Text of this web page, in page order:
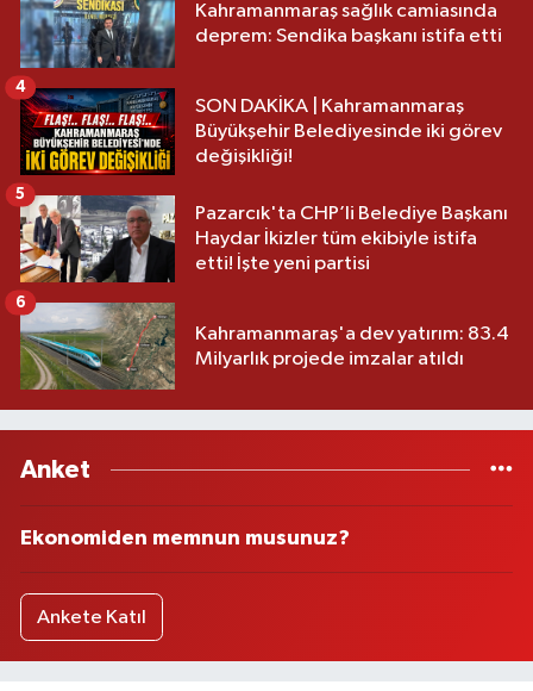
Kahramanmaraş sağlık camiasında
deprem: Sendika başkanı istifa etti
SON DAKİKA | Kahramanmaraş
Büyükşehir Belediyesinde iki görev
değişikliği!
4
Pazarcık'ta CHP’li Belediye Başkanı
Haydar İkizler tüm ekibiyle istifa
etti! İşte yeni partisi
5
Kahramanmaraş'a dev yatırım: 83.4
Milyarlık projede imzalar atıldı
6
Anket
Ekonomiden memnun musunuz?
Ankete Katıl